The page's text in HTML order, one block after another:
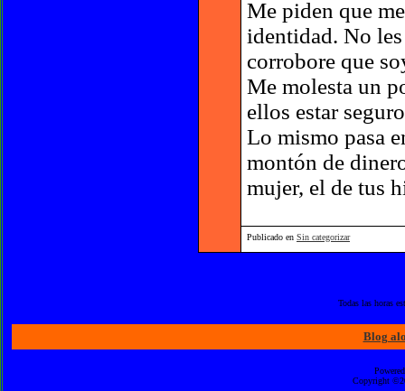
Me piden que
identidad. No
corrobore que
Me molesta un
ellos estar
Lo mismo pasa
montón de
mujer, el de tus
Publicado en Sin categorizar
Todas las horas
Blog
Copyright